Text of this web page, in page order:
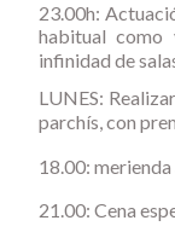
23.00h:
habitual como
infinidad de
LUNES:
parchís, con
18.00: merienda
21.00: Cena